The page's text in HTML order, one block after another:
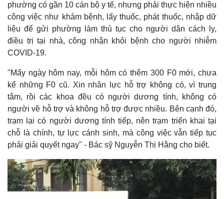
Thế giới
Cuộc sống đó đây
Hồ sơ
Multimedia
Ảnh
E-Magazine
Infographic
phường có gần 10 cán bộ y tế, nhưng phải thực hiện nhiều
công việc như khám bệnh, lấy thuốc, phát thuốc, nhập dữ
liệu để gửi phường làm thủ tục cho người dân cách ly,
điều trị tại nhà, công nhận khỏi bệnh cho người nhiễm
COVID-19.
"Mấy ngày hôm nay, mỗi hôm có thêm 300 F0 mới, chưa
kể những F0 cũ. Xin nhân lực hỗ trợ không có, vì trung
tâm, rồi các khoa đều có người dương tính, không có
người về hỗ trợ và không hỗ trợ được nhiều. Bên cạnh đó,
trạm lại có người dương tính tiếp, nên trạm triển khai tại
chỗ là chính, tự lực cánh sinh, mà công việc vẫn tiếp tục
phải giải quyết ngay" - Bác sỹ Nguyễn Thị Hằng cho biết.